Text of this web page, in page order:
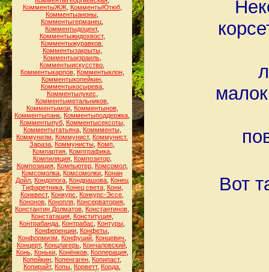
КомментыЖЖ, КомментыЮтюб,
Комментыаноны
Комментыгерманец
Комментыдоцент,
Комментыжидохвост,
Комментыжуравков
Комментызакрыты,
Комментыизраиль,
Комментыискусство
Комментыкарпов, Комментыклон,
Комментыкопейкин
Комментыкосырева,
Комментылукес
Комментыметальников
Комментымои, Комментынов,
Комментыпанк Комментыподдержка
Комментыпуб, Комментысексоты,
Комментытатьяна, Коммменты,
Коммунизм
Коммунист, Коммунист.
Зараза Коммунисты Комп
Компартия Компграфика
Компиляция, Композитор,
Композиция, Компьютер, Комсомол,
Комсомолка Комсомолки Конан
Дойл Кондопога Кондрашова Конец
Тифаретника, Конец света, Кони,
Конквест, Конкурс Конкурс-Эссе
Кононов Конопля Консерватория
Константин Долматов Константинов
Констатация, Конституция,
Контрабанда Контрабас Контуры
Конференции Конфеты
Конформизм
Конфуций Концевич
Концерт, Концлагерь Кончаловский
Конь, Коньки, Конёнков, Кооперация,
Копейкин Копенгаген Копипаст,
Копирайт, Копы Корветт, Корда
Вот